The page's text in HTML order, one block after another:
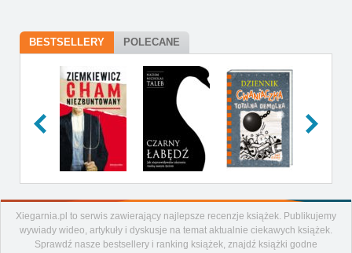
BESTSELLERY POLECANE
Artykuły
Recenzje
Xiegarnia.pl to serwis zawierający najlepsze recenzje książek. Publikujemy
wywiady wideo, artykuły i dyskusje na temat aktualnie ciekawych książek.
Sprawdź nasze bestsellery i ranking książek, znajdź książki godne